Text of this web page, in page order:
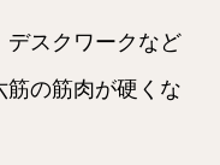
デスクワークなど
筋の筋肉が硬くな